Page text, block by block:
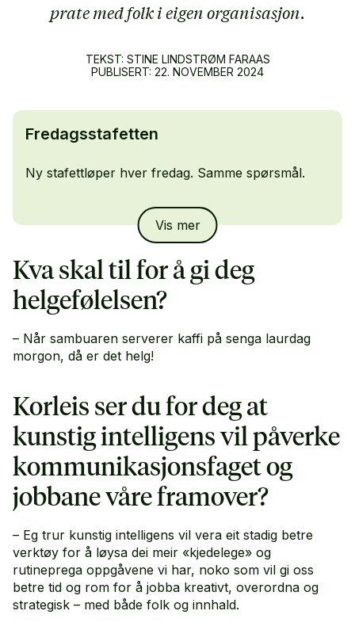
prate med folk i eigen organisasjon.
TEKST: STINE LINDSTRØM FARAAS
PUBLISERT: 22. NOVEMBER 2024
Fredagsstafetten
Ny stafettløper hver fredag. Samme spørsmål.
, kommunikasjonsleder ved Nasjonalt
senter for e-helseforskningt ga stafettpinnen
Stine Hommedal,seniorrådgiver ved
avdeling for kommunikasjon og samfunnskontakt
hos Havforskningsinstituttet.
Vis mer
Kva skal til for å gi deg
helgefølelsen?
– Når sambuaren serverer kaffi på senga laurdag
morgon, då er det helg!
Korleis ser du for deg at
kunstig intelligens vil påverke
kommunikasjonsfaget og
jobbane våre framover?
– Eg trur kunstig intelligens vil vera eit stadig betre
verktøy for å løysa dei meir «kjedelege» og
rutineprega oppgåvene vi har, noko som vil gi oss
betre tid og rom for å jobba kreativt, overordna og
strategisk – med både folk og innhald.